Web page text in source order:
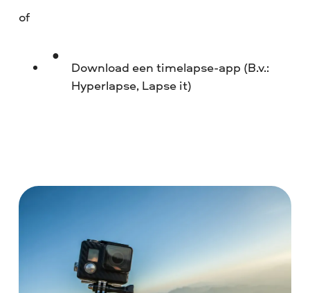
of
Download een timelapse-app (B.v.:
Hyperlapse, Lapse it)